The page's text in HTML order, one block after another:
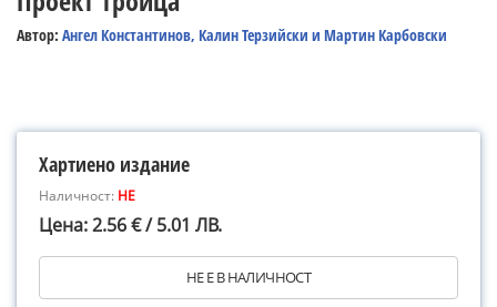
Автор: Ангел Константинов, Калин Терзийски и Мартин Карбовски
Хартиено издание
Наличност: НЕ
Цена: 2.56 € / 5.01 ЛВ.
НЕ Е В НАЛИЧНОСТ